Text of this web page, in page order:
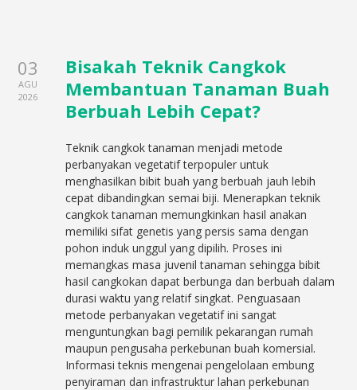
03
AGU
2026
Bisakah Teknik Cangkok
Membantuan Tanaman Buah
Berbuah Lebih Cepat?
Teknik cangkok tanaman menjadi metode
perbanyakan vegetatif terpopuler untuk
menghasilkan bibit buah yang berbuah jauh lebih
cepat dibandingkan semai biji. Menerapkan teknik
cangkok tanaman memungkinkan hasil anakan
memiliki sifat genetis yang persis sama dengan
pohon induk unggul yang dipilih. Proses ini
memangkas masa juvenil tanaman sehingga bibit
hasil cangkokan dapat berbunga dan berbuah dalam
durasi waktu yang relatif singkat. Penguasaan
metode perbanyakan vegetatif ini sangat
menguntungkan bagi pemilik pekarangan rumah
maupun pengusaha perkebunan buah komersial.
Informasi teknis mengenai pengelolaan embung
penyiraman dan infrastruktur lahan perkebunan